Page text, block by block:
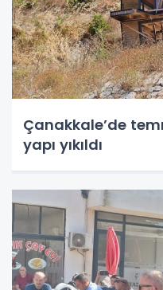
Çanakkale’de
yapı yıkıldı